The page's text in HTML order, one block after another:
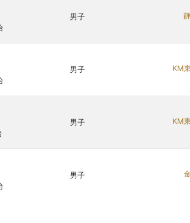
男子
男子 KM
男子 KM
男子